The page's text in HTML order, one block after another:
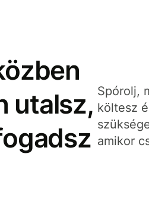
utalsz, Spórolj,
költesz
amikor